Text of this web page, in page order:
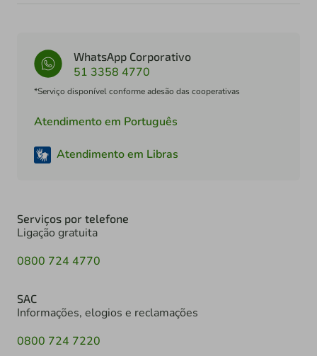
WhatsApp Corporativo
51 3358 4770
*Serviço disponível conforme adesão das cooperativas
Atendimento em Português
Atendimento em Libras
Serviços por telefone
Ligação gratuita
0800 724 4770
SAC
Informações, elogios e reclamações
0800 724 7220